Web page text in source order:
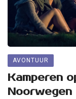
AVONTUUR
Kamperen
Noorwegen